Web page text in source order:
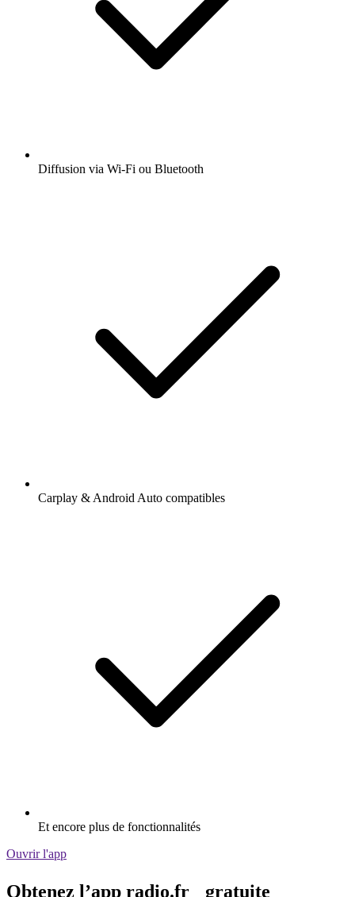
Diffusion via Wi-Fi ou Bluetooth
Carplay & Android Auto compatibles
Et encore plus de fonctionnalités
Ouvrir l'app
Obtenez l’app radio.fr gratuite